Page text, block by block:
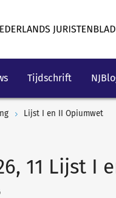
Tijdschrift
Lijst I en II Opiumwet
11 Lijst I